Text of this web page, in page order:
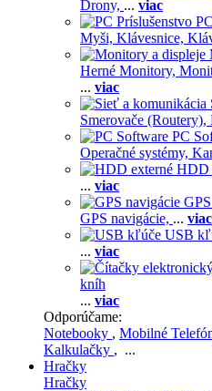
Drony, ... viac
Myši, Klávesnice,
Herné Monitory,
... viac
Smerovače (Routery),
PC
Operačné systémy,
HDD
... viac
GPS navigácie, ... viac
USB
... viac
kníh
... viac
Odporúčame:
Notebooky , Mobilné
Kalkulačky , ...
Hračky
Hračky